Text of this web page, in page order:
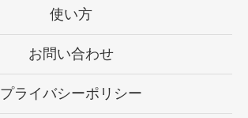
使い方
お問い合わせ
プライバシーポリシー